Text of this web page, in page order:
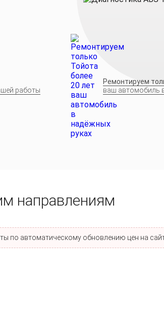
работы
Ремонтируем
ваш автомобиль
направлениям
по автоматическому обновлению цен на